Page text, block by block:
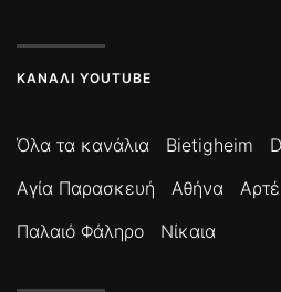
ΚΑΝΆΛΙ YOUTUBE
Όλα τα κανάλια Bietigheim
Αγία Παρασκευή
Αθήνα
Παλαιό Φάληρο
Νίκαια